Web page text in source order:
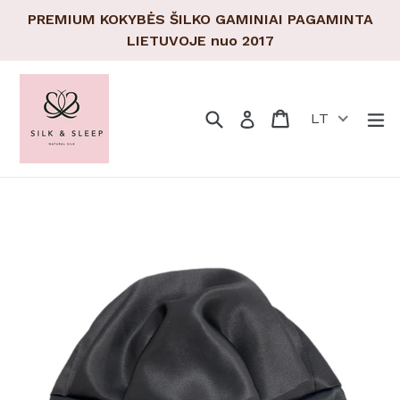
PREMIUM KOKYBĖS ŠILKO GAMINIAI PAGAMINTA
LIETUVOJE nuo 2017
PaieškaPrisijungti
Pirkinių
Pirkinių
LT